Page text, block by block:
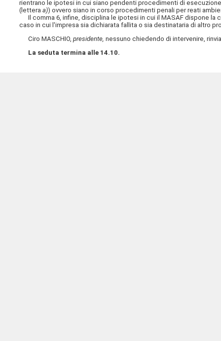
rientrano le ipotesi in cui siano pendenti procedimenti di
(letteraa)) ovvero siano in corso procedimenti penali per reati
Il comma 6, infine, disciplina le ipotesi in cui il MASAF dispone la
caso in cui l'impresa sia dichiarata fallita o sia destinataria di altro
Ciro MASCHIO,presidente, nessuno chiedendo di intervenire,
La seduta termina alle 14.10.